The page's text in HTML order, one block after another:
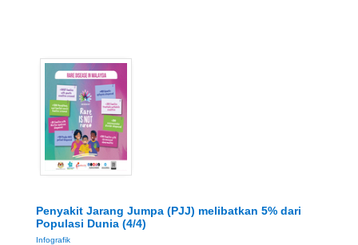
Penyakit Jarang Jumpa (PJJ) melibatkan 5% dari
Populasi Dunia (4/4)
Infografik